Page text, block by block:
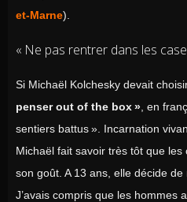
et-Marne).
« Ne pas rentrer dans les
Si Michaël Kolchesky devait
penser out of the box » , en
sentiers battus ». Incarnation
Michaël fait savoir très tôt que
son goût. A 13 ans, elle décide
J’avais compris que les hommes